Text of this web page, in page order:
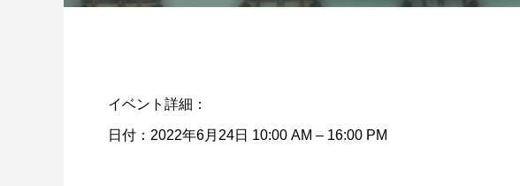
イベント詳細：
日付：2022年6月24日 10:00 AM – 16:00 PM